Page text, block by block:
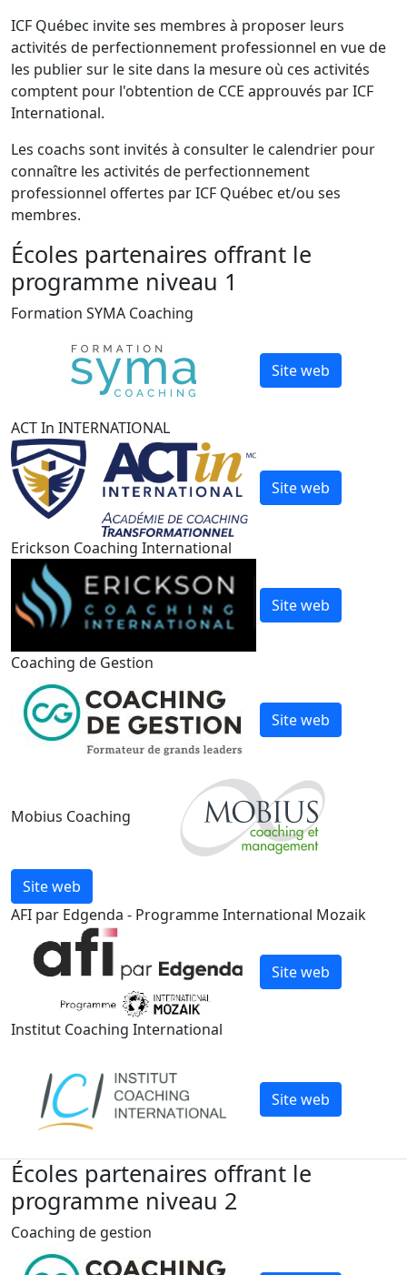
ICF Québec invite ses membres à proposer leurs
activités de perfectionnement professionnel en vue de
les publier sur le site dans la mesure où ces activités
comptent pour l'obtention de CCE approuvés par ICF
International.
Les coachs sont invités à consulter le calendrier pour
connaître les activités de perfectionnement
professionnel offertes par ICF Québec et/ou ses
membres.
Écoles partenaires offrant le
programme niveau 1
Formation SYMA Coaching
Site web
ACT In INTERNATIONAL
Site web
Erickson Coaching International
Site web
Coaching de Gestion
Site web
Mobius Coaching
Site web
AFI par Edgenda - Programme International Mozaik
Site web
Institut Coaching International
Site web
Écoles partenaires offrant le
programme niveau 2
Coaching de gestion